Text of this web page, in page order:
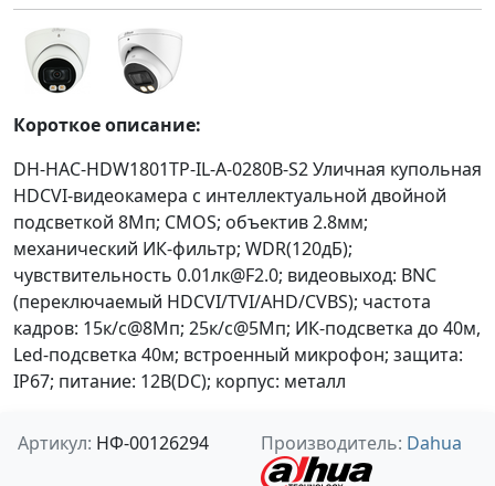
Короткое описание:
DH-HAC-HDW1801TP-IL-A-0280B-S2 Уличная купольная
HDCVI-видеокамера с интеллектуальной двойной
подсветкой 8Мп; CMOS; объектив 2.8мм;
механический ИК-фильтр; WDR(120дБ);
чувствительность 0.01лк@F2.0; видеовыход: BNC
(переключаемый HDCVI/TVI/AHD/CVBS); частота
кадров: 15к/c@8Мп; 25к/c@5Мп; ИК-подсветка до 40м,
Led-подсветка 40м; встроенный микрофон; защита:
IP67; питание: 12В(DC); корпус: металл
Артикул: НФ-00126294 Производитель: Dahua